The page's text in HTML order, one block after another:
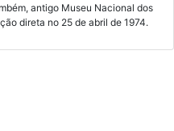
antigo Museu Nacional dos
direta no 25 de abril de 1974.